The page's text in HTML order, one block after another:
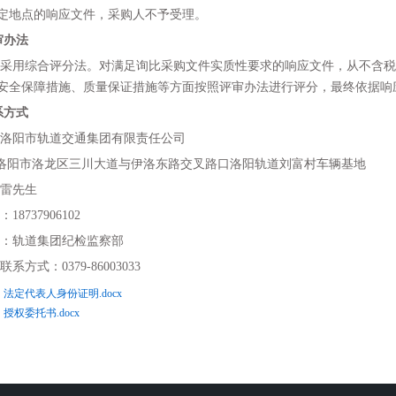
地点的响应文件，采购人不予受理。
办法
用综合评分法。对满足询比采购文件实质性要求的响应文件，从不含
全保障措施、质量保证措施等方面按照评审办法进行评分，最终依据
方式
阳市轨道交通集团有限责任公司
阳市洛龙区三川大道与伊洛东路交叉路口洛阳轨道刘富村车辆基地
雷先生
18737906102
轨道集团纪检监察部
系方式： 0379-86003033
法定代表人身份证明.docx
授权委托书.docx